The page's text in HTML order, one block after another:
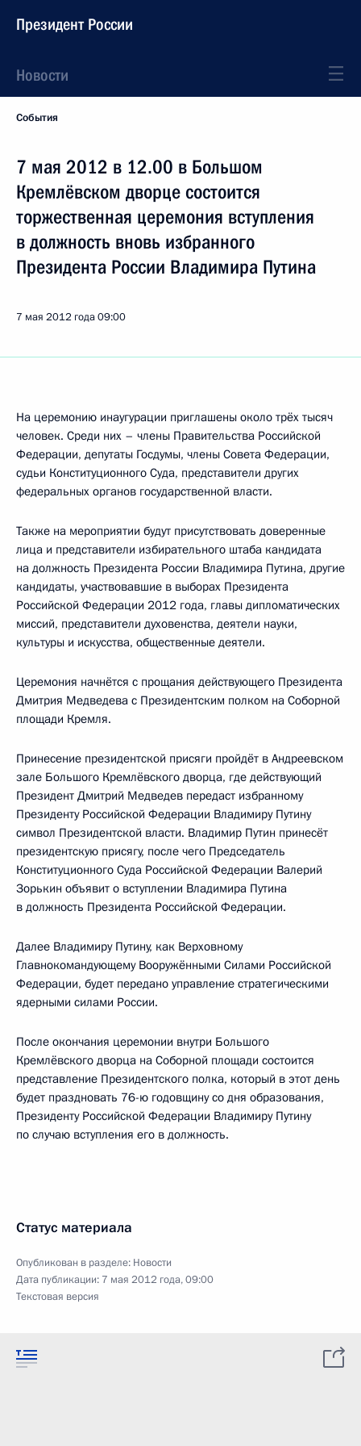
Президент России
Новости
События
7 мая 2012 в 12.00 в Большом
Кремлёвском дворце состоится
торжественная церемония вступления
в должность вновь избранного
Президента России Владимира Путина
7 мая 2012 года09:00
На церемонию инаугурации приглашены около трёх тысяч
человек. Среди них – члены Правительства Российской
Федерации, депутаты Госдумы, члены Совета Федерации,
судьи Конституционного Суда, представители других
федеральных органов государственной власти.
Также на мероприятии будут присутствовать доверенные
лица и представители избирательного штаба кандидата
на должность Президента России Владимира Путина, другие
кандидаты, участвовавшие в выборах Президента
Российской Федерации 2012 года, главы дипломатических
миссий, представители духовенства, деятели науки,
культуры и искусства, общественные деятели.
Церемония начнётся с прощания действующего Президента
Дмитрия Медведева с Президентским полком на Соборной
площади Кремля.
Принесение президентской присяги пройдёт в Андреевском
зале Большого Кремлёвского дворца, где действующий
Президент Дмитрий Медведев передаст избранному
Президенту Российской Федерации Владимиру Путину
символ Президентской власти. Владимир Путин принесёт
президентскую присягу, после чего Председатель
Конституционного Суда Российской Федерации Валерий
Зорькин объявит о вступлении Владимира Путина
в должность Президента Российской Федерации.
Далее Владимиру Путину, как Верховному
Главнокомандующему Вооружёнными Силами Российской
Федерации, будет передано управление стратегическими
ядерными силами России.
После окончания церемонии внутри Большого
Кремлёвского дворца на Соборной площади состоится
представление Президентского полка, который в этот день
будет праздновать 76-ю годовщину со дня образования,
Президенту Российской Федерации Владимиру Путину
по случаю вступления его в должность.
Статус материала
Опубликован в разделе: Новости
Дата публикации: 7 мая 2012 года, 09:00
Текстовая версия